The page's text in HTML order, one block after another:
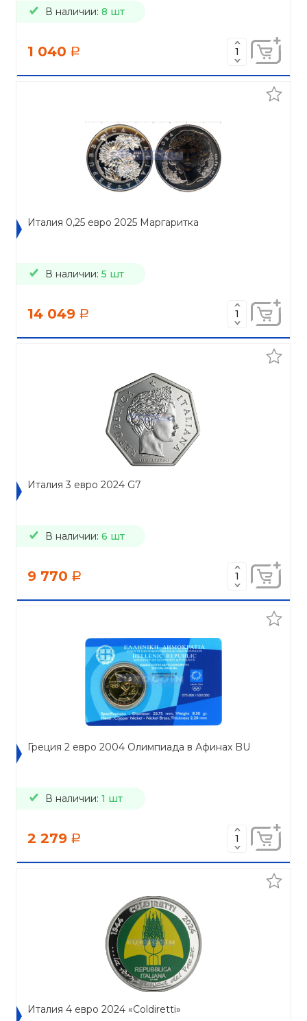
В наличии: 8 шт
1 040 a
Италия 0,25 евро 2025 Маргаритка
В наличии: 5 шт
14 049 a
Италия 3 евро 2024 G7
В наличии: 6 шт
9 770 a
Греция 2 евро 2004 Олимпиада в Афинах BU
В наличии: 1 шт
2 279 a
Италия 4 евро 2024 «Coldiretti»